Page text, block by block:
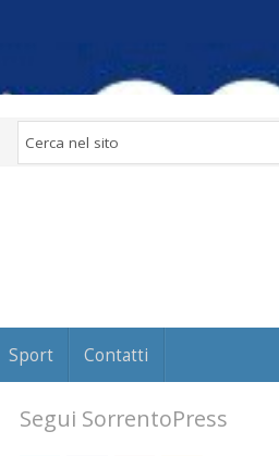
Sport Contatti
Segui SorrentoPress